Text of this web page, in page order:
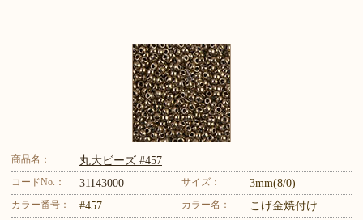
商品名： 丸大ビーズ #457
コードNo.： 31143000 サイズ： 3mm(8/0)
カラー番号： #457 カラー名： こげ金焼付け